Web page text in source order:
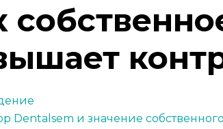
Dentalsem и значение